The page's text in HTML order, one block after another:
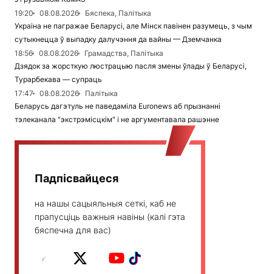
19:20
08.08.2026
Бяспека, Палітыка
Украіна не пагражае Беларусі, але Мінск павінен разумець, з чым
сутыкнецца ў выпадку далучэння да вайны — Дземчанка
18:56
08.08.2026
Грамадства, Палітыка
Дзядок за жорсткую люстрацыю пасля змены ўлады ў Беларусі,
Турарбекава — супраць
17:47
08.08.2026
Палітыка
Беларусь дагэтуль не паведаміла Euronews аб прызнанні
тэлеканала "экстрэмісцкім" і не аргументавала рашэнне
Падпісвайцеся
на нашы сацыяльныя сеткі, каб не
прапусціць важныя навіны (калі гэта
бяспечна для вас)